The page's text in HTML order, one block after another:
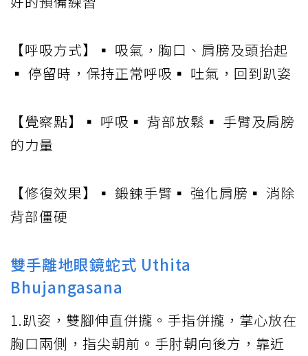
【呼吸方式】▪ 吸氣，胸口、肩膀及頭抬起
▪ 停留時，保持正常呼吸▪ 吐氣，回到趴姿
【覺察點】▪ 呼吸▪ 背部放鬆▪ 手臂及肩膀
的力量
【修復效果】▪ 鍛鍊手臂▪ 強化肩膀▪ 消除
背部僵硬
雙手離地眼鏡蛇式 Uthita
Bhujangasana
1.趴姿，雙腳伸直併攏。手指併攏，掌心放在
胸口兩側，指尖朝前。手肘朝向後方，靠近